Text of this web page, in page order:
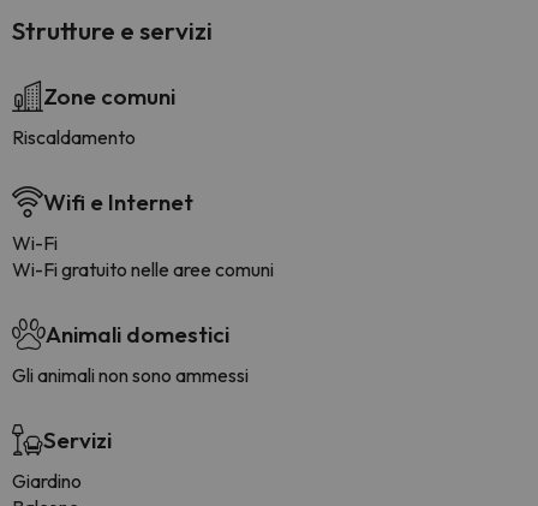
Strutture e servizi
Zone comuni
Riscaldamento
Wifi e Internet
Wi-Fi
Wi-Fi gratuito nelle aree comuni
Animali domestici
Gli animali non sono ammessi
Servizi
Giardino